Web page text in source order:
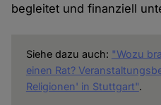
begleitet und finanziell
Siehe dazu auch: "Wozu
einen Rat?
Religionen' in Stuttgart".